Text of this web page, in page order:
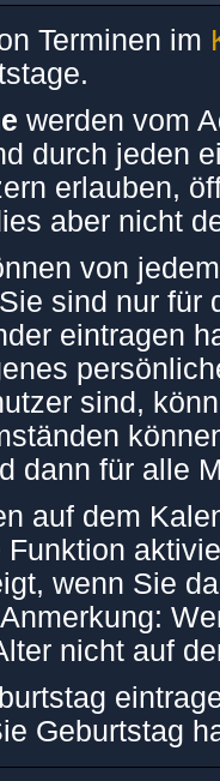
Terminen im
werden vom
durch jeden
erlauben,
aber nicht
von
sind nur
eintragen
sind,
dann für alle
auf dem
wenn Sie
nicht auf
Geburtstag